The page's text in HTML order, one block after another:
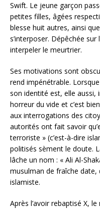
Swift. Le jeune garçon
petites filles, âgées
blesse huit autres, ainsi
s’interposer. Dépêchée
interpeler le meurtrier.
Ses motivations sont
rend impénétrable.
son identité est, elle aussi,
horreur du vide et c’est
aux interrogations des
autorités ont fait savoir
terroriste » (c’est-à-dire
politisés sèment le doute.
lâche un nom : « Ali Al-
musulman de fraîche
islamiste.
Après l’avoir rebaptisé X,